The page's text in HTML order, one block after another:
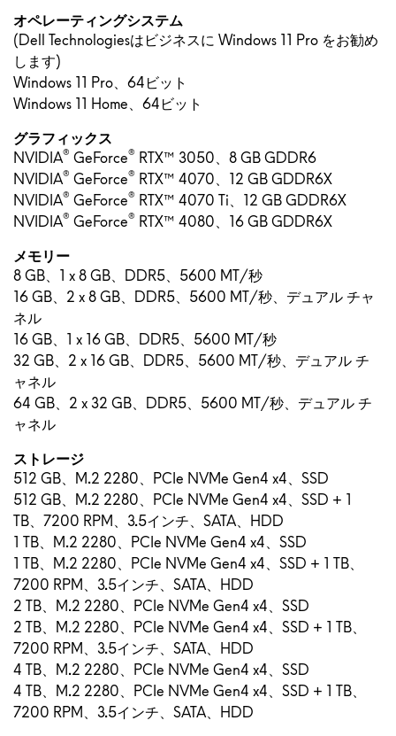
オペレーティングシステム
(Dell Technologiesはビジネスに Windows 11 Pro をお勧め
します)
Windows 11 Pro、64ビット
Windows 11 Home、64ビット
グラフィックス
NVIDIA® GeForce® RTX™ 3050、8 GB GDDR6
NVIDIA® GeForce® RTX™ 4070、12 GB GDDR6X
NVIDIA® GeForce® RTX™ 4070 Ti、12 GB GDDR6X
NVIDIA® GeForce® RTX™ 4080、16 GB GDDR6X
メモリー
8 GB、1 x 8 GB、DDR5、5600 MT/秒
16 GB、2 x 8 GB、DDR5、5600 MT/秒、デュアル チャ
ネル
16 GB、1 x 16 GB、DDR5、5600 MT/秒
32 GB、2 x 16 GB、DDR5、5600 MT/秒、デュアル チ
ャネル
64 GB、2 x 32 GB、DDR5、5600 MT/秒、デュアル チ
ャネル
ストレージ
512 GB、M.2 2280、PCIe NVMe Gen4 x4、SSD
512 GB、M.2 2280、PCIe NVMe Gen4 x4、SSD + 1
TB、7200 RPM、3.5インチ、SATA、HDD
1 TB、M.2 2280、PCIe NVMe Gen4 x4、SSD
1 TB、M.2 2280、PCIe NVMe Gen4 x4、SSD + 1 TB、
7200 RPM、3.5インチ、SATA、HDD
2 TB、M.2 2280、PCIe NVMe Gen4 x4、SSD
2 TB、M.2 2280、PCIe NVMe Gen4 x4、SSD + 1 TB、
7200 RPM、3.5インチ、SATA、HDD
4 TB、M.2 2280、PCIe NVMe Gen4 x4、SSD
4 TB、M.2 2280、PCIe NVMe Gen4 x4、SSD + 1 TB、
7200 RPM、3.5インチ、SATA、HDD